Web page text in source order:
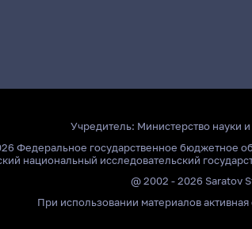
Учредитель: Министерство науки
Федеральное государственное бюджетное
национальный исследовательский
@ 2002 - 2026 Saratov
При использовании материалов